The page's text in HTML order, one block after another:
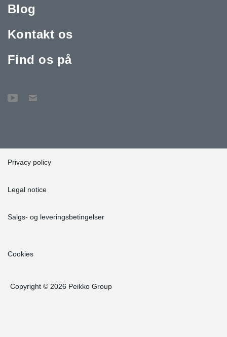
Blog
Kontakt os
Find os på
Privacy policy
Legal notice
Salgs- og leveringsbetingelser
Cookies
Copyright © 2026 Peikko Group